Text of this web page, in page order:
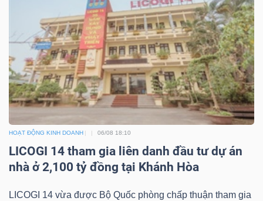
HOẠT ĐỘNG KINH DOANH 06/08 18:10
LICOGI 14 tham gia liên danh đầu tư dự án
nhà ở 2,100 tỷ đồng tại Khánh Hòa
LICOGI 14 vừa được Bộ Quốc phòng chấp thuận tham gia